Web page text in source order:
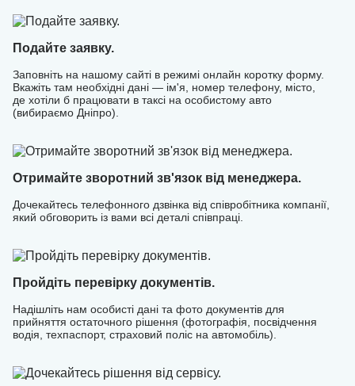
необхідні дані та допоможуть швидко розпочати роботу,
щоб ви могли одразу перейти до заробітку. Приєднуйтесь
обмежень!
Подайте заявку.
Заповніть на нашому сайті в режимі онлайн коротку форму.
Вкажіть там необхідні дані — ім'я, номер телефону, місто,
де хотіли б працювати в таксі на особистому авто
(вибираємо Дніпро).
Отримайте зворотний зв'язок від менеджера.
Дочекайтесь телефонного дзвінка від співробітника компанії,
який обговорить із вами всі деталі співпраці.
Пройдіть перевірку документів.
Надішліть нам особисті дані та фото документів для
прийняття остаточного рішення (фотографія, посвідчення
водія, техпаспорт, страховий поліс на автомобіль).